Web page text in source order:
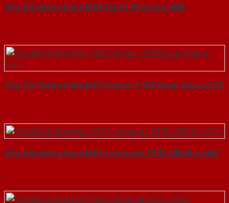
Cửa Gỗ Chống Cháy MDF O4-C1 Phào chi-SGD
Cửa Gỗ Chống Cháy MDF Veneer P1R5 Xoan Đào-a-SGD
Cửa Gỗ Chống Cháy MDF Laminate P1R2 23029-a-SGD